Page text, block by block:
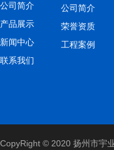
通过式
公司简介
产品展示
新闻中心
联系我们
公司简介
荣誉资质
工程案例
CopyRight © 2020 扬州市宇